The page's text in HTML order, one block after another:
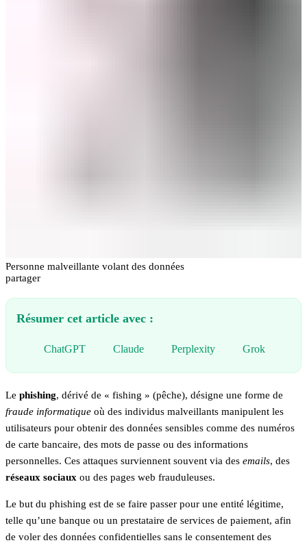
Personne malveillante volant des données
partager
Résumer cet article avec :
ChatGPT Claude Perplexity Grok
Le phishing, dérivé de « fishing » (pêche), désigne une forme de
fraude informatique où des individus malveillants manipulent les
utilisateurs pour obtenir des données sensibles comme des numéros
de carte bancaire, des mots de passe ou des informations
personnelles. Ces attaques surviennent souvent via des emails, des
réseaux sociaux ou des pages web frauduleuses.
Le but du phishing est de se faire passer pour une entité légitime,
telle qu’une banque ou un prestataire de services de paiement, afin
de voler des données confidentielles sans le consentement des